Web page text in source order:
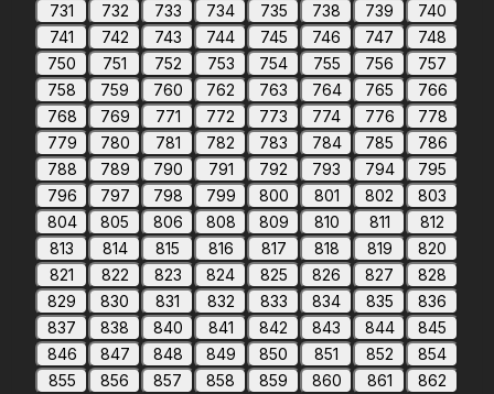
731
732 733 734 735 738 739
740
741
742 743 744 745 746 747
748
750
751 752 753 754 755 756
757
758
759 760 762 763 764 765
766
768
769 771 772 773 774 776
778
779
780 781 782 783 784 785
786
788
789 790 791 792 793 794
795
796
797 798 799 800 801 802
803
804
805 806 808 809 810 811
812
813
814 815 816 817 818 819
820
821
822 823 824 825 826 827
828
829
830 831 832 833 834 835
836
837
838 840 841 842 843 844
845
846
847 848 849 850 851 852
854
855
856 857 858 859 860 861
862